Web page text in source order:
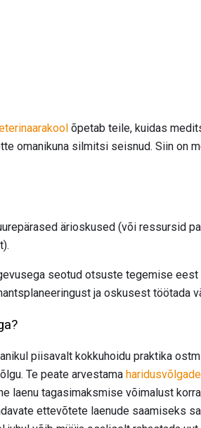
õpetab teile, kuidas
omanikuna silmitsi seisnud. Siin on
ärioskused (või ressursid
seotud otsuste tegemise
ja oskusest töötada
piisavalt kokkuhoidu praktika
Te peate arvestama
laenu tagasimaksmise võimalust
ettevõtete laenude saamiseks